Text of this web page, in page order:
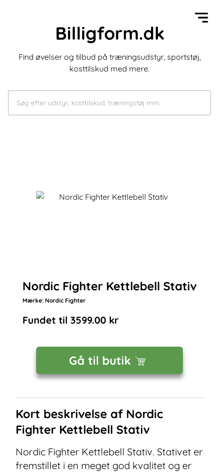
Billigform.dk
Find øvelser og tilbud på træningsudstyr, sportstøj,
kosttilskud med mere.
Nordic Fighter Kettlebell Stativ
Mærke: Nordic Fighter
Fundet til 3599.00 kr
Gå til butik
Kort beskrivelse af Nordic
Fighter Kettlebell Stativ
Nordic Fighter Kettlebell Stativ. Stativet er
fremstillet i en meget god kvalitet og er